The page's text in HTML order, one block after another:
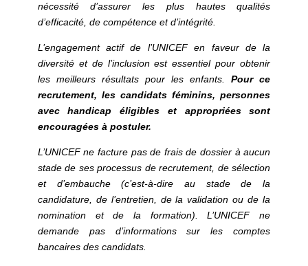
nécessité d’assurer les plus hautes qualités
d’efficacité, de compétence et d’intégrité.
L’engagement actif de l’UNICEF en faveur de la
diversité et de l’inclusion est essentiel pour obtenir
les meilleurs résultats pour les enfants.Pour ce
recrutement, les candidats féminins, personnes
avec handicap éligibles et appropriées sont
encouragées à postuler.
L’UNICEF ne facture pas de frais de dossier à aucun
stade de ses processus de recrutement, de sélection
et d’embauche (c’est-à-dire au stade de la
candidature, de l’entretien, de la validation ou de la
nomination et de la formation). L’UNICEF ne
demande pas d’informations sur les comptes
bancaires des candidats.